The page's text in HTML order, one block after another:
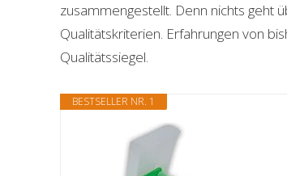
zusammengestellt. Denn nichts geht
Qualitätskriterien. Erfahrungen von
Qualitätssiegel.
BESTSELLER NR. 1